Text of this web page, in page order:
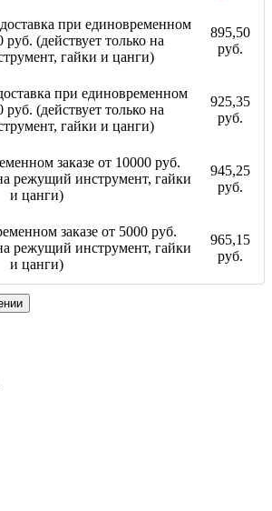
при единовременном
руб. (действует только на
гайки и цанги)
895,50
руб.
при единовременном
руб. (действует только на
гайки и цанги)
925,35
руб.
заказе от 10000 руб.
режущий инструмент, гайки
и цанги)
945,25
руб.
заказе от 5000 руб.
режущий инструмент, гайки
и цанги)
965,15
руб.